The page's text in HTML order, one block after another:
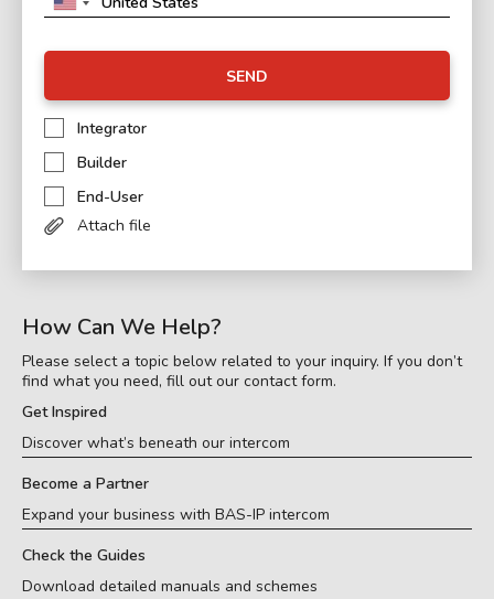
SEND
Integrator
Builder
End-User
Attach file
How Can We Help?
Please select a topic below related to your inquiry. If you don’t
find what you need, fill out our contact form.
Get Inspired
Discover what’s beneath our intercom
Become a Partner
Expand your business with BAS-IP intercom
Check the Guides
Download detailed manuals and schemes